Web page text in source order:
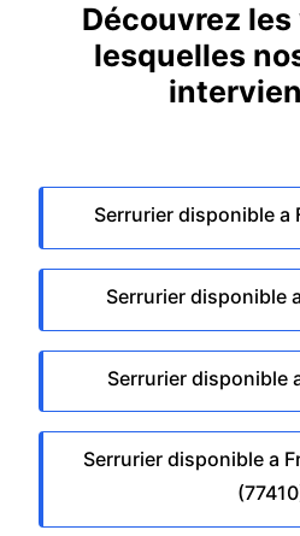
Découvrez
lesquelles
Serrurier disponible a
Serrurier disponible
Serrurier disponible
Serrurier disponible a